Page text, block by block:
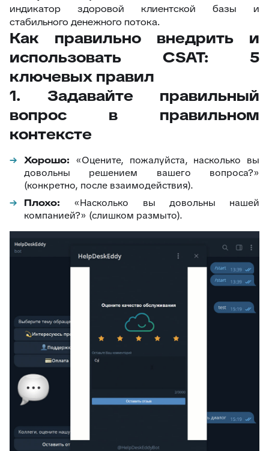
индикатор здоровой клиентской базы и
стабильного денежного потока.
Как правильно внедрить и
использовать CSAT: 5
ключевых правил
1. Задавайте правильный
вопрос в правильном
контексте
Хорошо: «Оцените, пожалуйста, насколько вы
довольны решением вашего вопроса?»
(конкретно, после взаимодействия).
Плохо: «Насколько вы довольны нашей
компанией?» (слишком размыто).